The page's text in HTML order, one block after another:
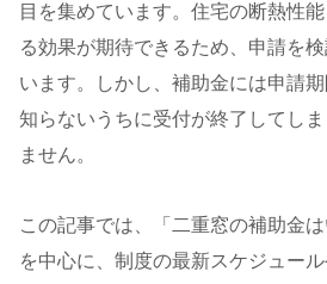
目を集めています。住宅の断熱性
る効果が期待できるため、申請を
います。しかし、補助金には申請期
知らないうちに受付が終了してし
ません。
この記事では、「二重窓の補助金は
を中心に、制度の最新スケジュー